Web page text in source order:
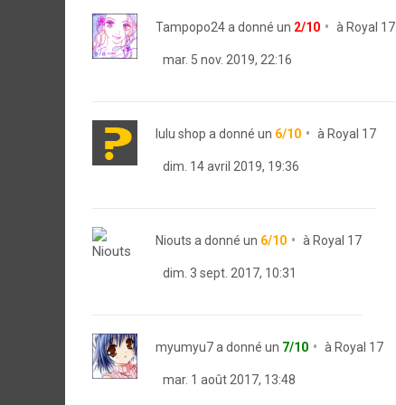
Tampopo24a donné un 2/10 à Royal 17
mar. 5 nov. 2019, 22:16
lulu shop a donné un 6/10 à Royal 17
dim. 14 avril 2019, 19:36
Niouts a donné un 6/10 à Royal 17
dim. 3 sept. 2017, 10:31
myumyu7a donné un 7/10 à Royal 17
mar. 1 août 2017, 13:48